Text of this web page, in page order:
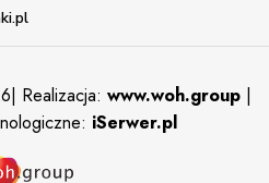
Realizacja: www.woh.group |
iSerwer.pl